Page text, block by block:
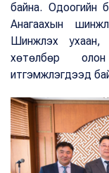
байна. Одоогийн
Анагаахын
Шинжлэх ухаан,
хөтөлбөр
итгэмжлэгдээд